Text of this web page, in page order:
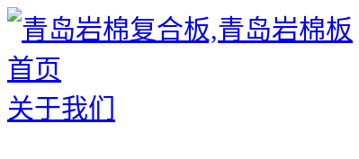
首页
关于我们